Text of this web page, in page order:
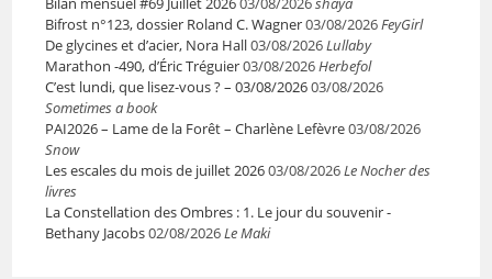
Bifrost n°123, dossier Roland C. Wagner03/08/2026FeyGirl
De glycines et d’acier, Nora Hall03/08/2026Lullaby
Marathon -490, d’Éric Tréguier03/08/2026Herbefol
C’est lundi, que lisez-vous ? – 03/08/202603/08/2026
Sometimes a book
PAI2026 – Lame de la Forêt – Charlène Lefèvre03/08/2026
Snow
Les escales du mois de juillet 202603/08/2026Le Nocher des
livres
La Constellation des Ombres : 1. Le jour du souvenir -
Bethany Jacobs02/08/2026Le Maki